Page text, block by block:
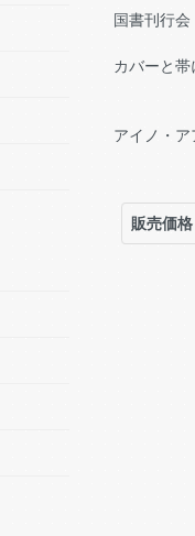
国書刊
カバーと帯
アイノ・
販売価格